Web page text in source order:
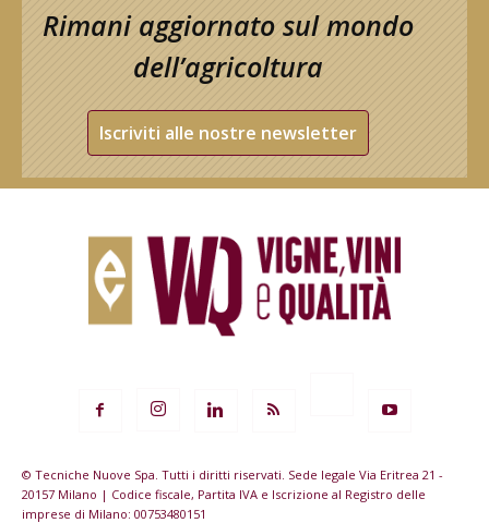
Rimani aggiornato sul mondo
dell’agricoltura
Iscriviti alle nostre newsletter
© Tecniche Nuove Spa. Tutti i diritti riservati. Sede legale Via Eritrea 21 -
20157 Milano | Codice fiscale, Partita IVA e Iscrizione al Registro delle
imprese di Milano: 00753480151